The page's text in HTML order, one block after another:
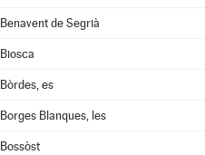
Benavent de Segrià
Biosca
Bòrdes, es
Borges Blanques, les
Bossòst